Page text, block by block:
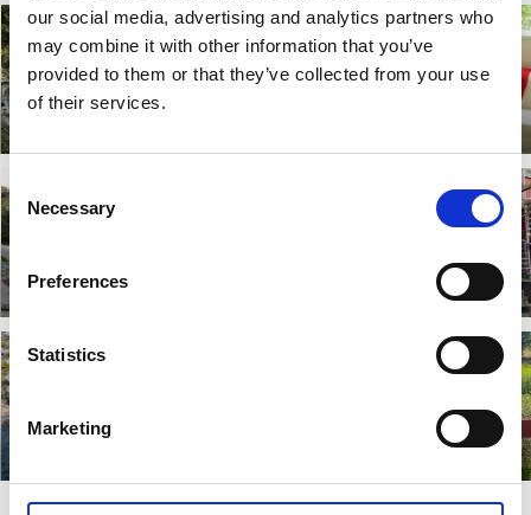
our social media, advertising and analytics partners who
may combine it with other information that you’ve
provided to them or that they’ve collected from your use
of their services.
Consent
Selection
Necessary
Preferences
Statistics
Marketing
Tavlebords
Honungsgård
Orust Återbruk
Bryggvingen Töllås Fårgård